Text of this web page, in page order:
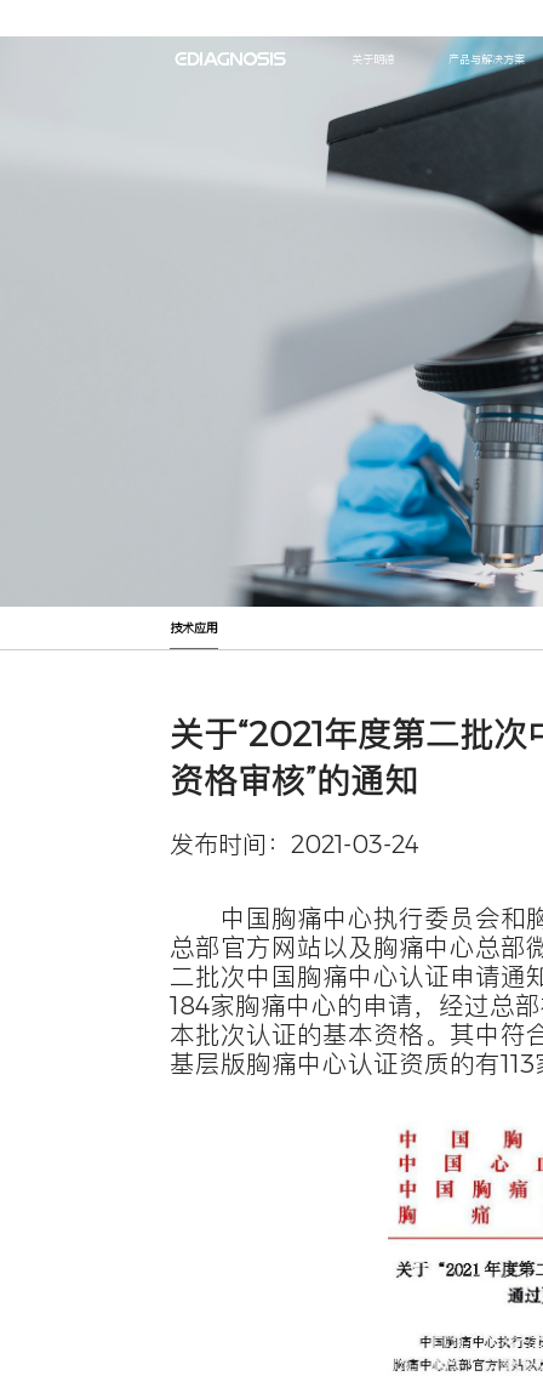
技术应用